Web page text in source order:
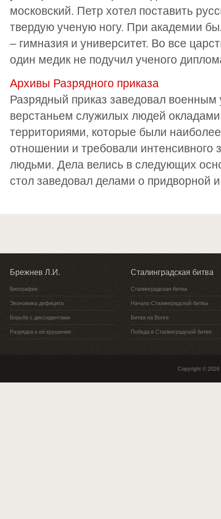
московский. Петр хотел поставить
твердую ученую ногу. При академии
– гимназия и университет. Во все
один медик не подучил ученого
Архивы Разрядного приказа
Разрядный приказ заведовал
верстаньем служилых людей
территориями, которые были
отношении и требовали интенсивного
людьми. Дела велись в следующих
стол заведовал делами о придворной
Брежнев Л.И.
Биография
Экономика дефицита
Борьба с диссидентами
Разрядка и её крушение
Сталинградская битва
Сталинградская битва
Начало Сталинградской битвы
Битва на Волге
Победа в Сталинградской битве
Copyright © 2026